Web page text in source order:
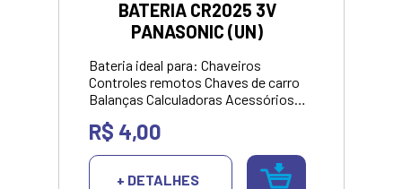
BATERIA CR2025 3V
PANASONIC (UN)
Bateria ideal para: Chaveiros
Controles remotos Chaves de carro
Balanças Calculadoras Acessórios
Equipamentos médicos Medidores
Aparelhos desportivos Medidor de
ritmo cardíaco Acessório Ciclismo.
R$ 4,00
+ DETALHES